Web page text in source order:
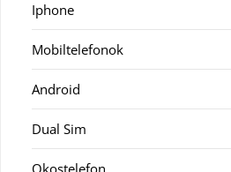
Iphone
Mobiltelefonok
Android
Dual Sim
Okostelefon